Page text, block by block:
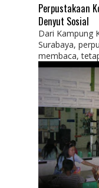
Perpustakaan
Denyut Sosial
Dari Kampung
Surabaya,
membaca,